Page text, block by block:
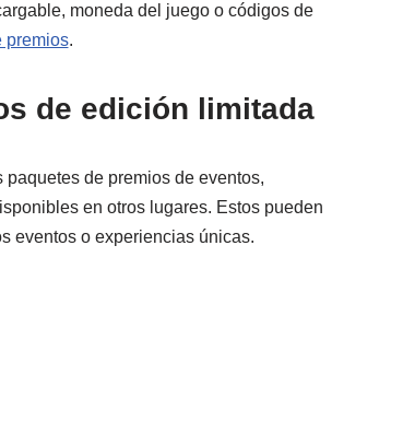
moneda del juego o códigos de
premios.
de edición limitada
de premios de eventos,
en otros lugares. Estos pueden
eventos o experiencias únicas.